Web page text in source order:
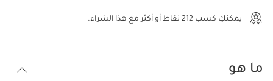
يمكنكِ كسب 212 نقاط أو أكثر مع هذا الشراء.
ما هو